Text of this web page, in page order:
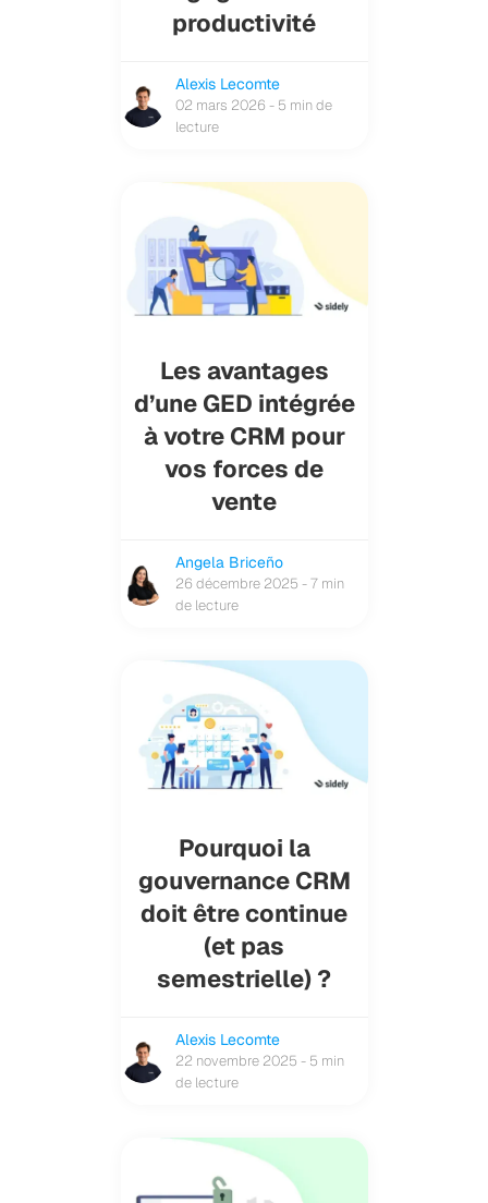
productivité
Alexis Lecomte
02 mars 2026 - 5 min de
lecture
Les avantages
d’une GED intégrée
à votre CRM pour
vos forces de
vente
Angela Briceño
26 décembre 2025 - 7 min
de lecture
Pourquoi la
gouvernance CRM
doit être continue
(et pas
semestrielle) ?
Alexis Lecomte
22 novembre 2025 - 5 min
de lecture